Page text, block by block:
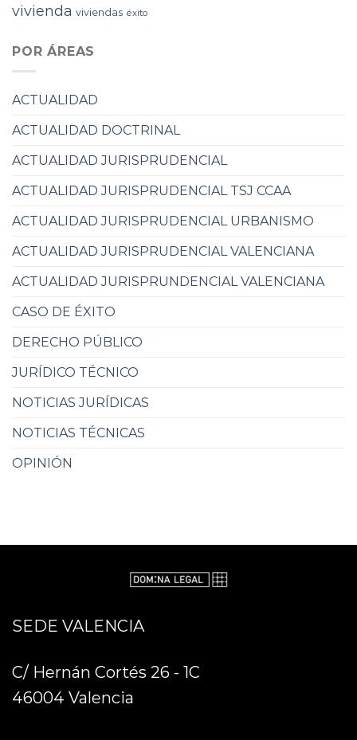
vivienda viviendas éxito
POR ÁREAS
ACTUALIDAD
ACTUALIDAD DOCTRINAL
ACTUALIDAD JURISPRUDENCIAL
ACTUALIDAD JURISPRUDENCIAL TSJ CCAA
ACTUALIDAD JURISPRUDENCIAL URBANISMO
ACTUALIDAD JURISPRUDENCIAL VALENCIANA
ACTUALIDAD JURISPRUNDENCIAL VALENCIANA
CASO DE ÉXITO
DERECHO PÚBLICO
JURÍDICO TÉCNICO
NOTICIAS JURÍDICAS
NOTICIAS TÉCNICAS
OPINIÓN
SEDE VALENCIA
C/ Hernán Cortés 26 - 1C
46004 Valencia